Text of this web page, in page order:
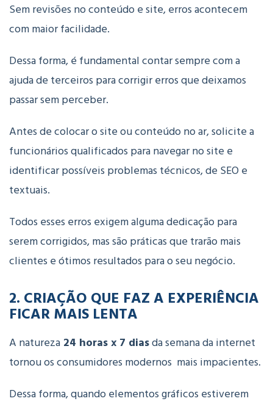
Sem revisões no conteúdo e site, erros acontecem
com maior facilidade.
Dessa forma, é fundamental contar sempre com a
ajuda de terceiros para corrigir erros que deixamos
passar sem perceber.
Antes de colocar o site ou conteúdo no ar, solicite a
funcionários qualificados para navegar no site e
identificar possíveis problemas técnicos, de SEO e
textuais.
Todos esses erros exigem alguma dedicação para
serem corrigidos, mas são práticas que trarão mais
clientes e ótimos resultados para o seu negócio.
2. CRIAÇÃO QUE FAZ A EXPERIÊNCIA
FICAR MAIS LENTA
A natureza 24 horas x 7 diasda semana da internet
tornou os consumidores modernos mais impacientes.
Dessa forma, quando elementos gráficos estiverem